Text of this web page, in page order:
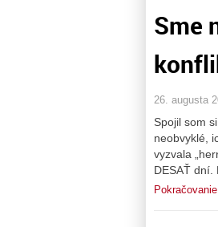
Sme
26. augusta
Spojil som
neobvyklé,
vyzvala
DESAŤ